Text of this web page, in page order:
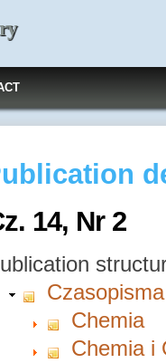
14, Nr 2
Chemia
Chemia i